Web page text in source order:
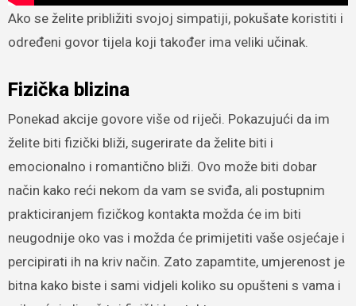
Ako se želite približiti svojoj simpatiji, pokušate koristiti i
određeni govor tijela koji također ima veliki učinak.
Fizička blizina
Ponekad akcije govore više od riječi. Pokazujući da im
želite biti fizički bliži, sugerirate da želite biti i
emocionalno i romantično bliži. Ovo može biti dobar
način kako reći nekom da vam se sviđa, ali postupnim
prakticiranjem fizičkog kontakta možda će im biti
neugodnije oko vas i možda će primijetiti vaše osjećaje i
percipirati ih na kriv način. Zato zapamtite, umjerenost je
bitna kako biste i sami vidjeli koliko su opušteni s vama i